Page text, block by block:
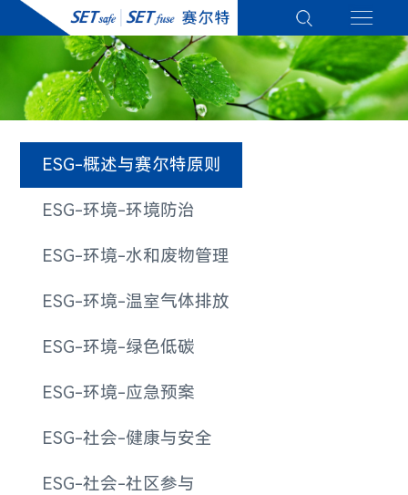
ESG-概述与赛尔特原则
ESG-环境-环境防治
ESG-环境-水和废物管理
ESG-环境-温室气体排放
ESG-环境-绿色低碳
ESG-环境-应急预案
ESG-社会-健康与安全
ESG-社会-社区参与